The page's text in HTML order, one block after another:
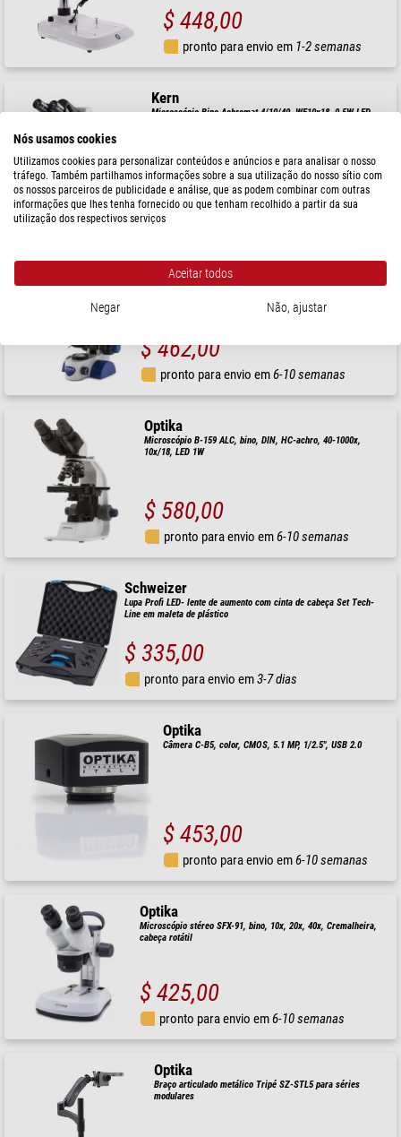
$ 448,00
pronto para envio em 1-2 semanas
Kern
Microscópio Bino Achromat 4/10/40, WF10x18, 0,5W LED,
$ 372,00
Optika
$ 462,00
pronto para envio em6-10 semanas
Optika
Microscópio B-159 ALC, bino, DIN, HC-achro, 40-1000x,
10x/18, LED 1W
$ 580,00
pronto para envio em6-10 semanas
Schweizer
Lupa Profi LED- lente de aumento com cinta de cabeça Set Tech-
Line em maleta de plástico
$ 335,00
pronto para envio em3-7 dias
Optika
Câmera C-B5, color, CMOS, 5.1 MP, 1/2.5", USB 2.0
$ 453,00
pronto para envio em6-10 semanas
Optika
Microscópio stéreo SFX-91, bino, 10x, 20x, 40x, Cremalheira,
cabeça rotátil
$ 425,00
pronto para envio em6-10 semanas
Optika
Braço articulado metálico Tripé SZ-STL5 para séries
modulares
Nós usamos cookies
Utilizamos cookies para personalizar conteúdos e anúncios e para analisar o nosso
tráfego. Também partilhamos informações sobre a sua utilização do nosso sítio com
os nossos parceiros de publicidade e análise, que as podem combinar com outras
informações que lhes tenha fornecido ou que tenham recolhido a partir da sua
utilização dos respectivos serviços
Aceitar todos
Negar Não, ajustar